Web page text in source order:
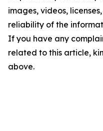
images, videos,
reliability of the
If you have any
related to this article,
above.